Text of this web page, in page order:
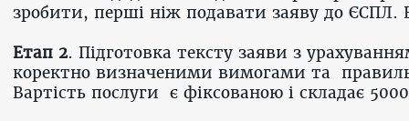
зробити, перші ніж подавати заяву до ЄСПЛ.
Етап 2. Підготовка тексту заяви з
коректно визначеними вимогами та
Вартість послуги є фіксованою і складає